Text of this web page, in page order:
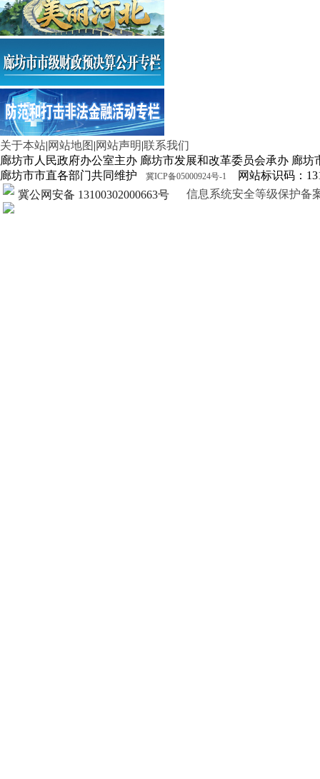
关于本站|网站地图 |网站声明|联系我们
廊坊市人民政府办公室主办 廊坊市发展和改革委员会承办 廊坊
廊坊市市直各部门共同维护
冀ICP备05000924号-1
网站标识码：
冀公网安备 13100302000663号
信息系统安全等级保护备